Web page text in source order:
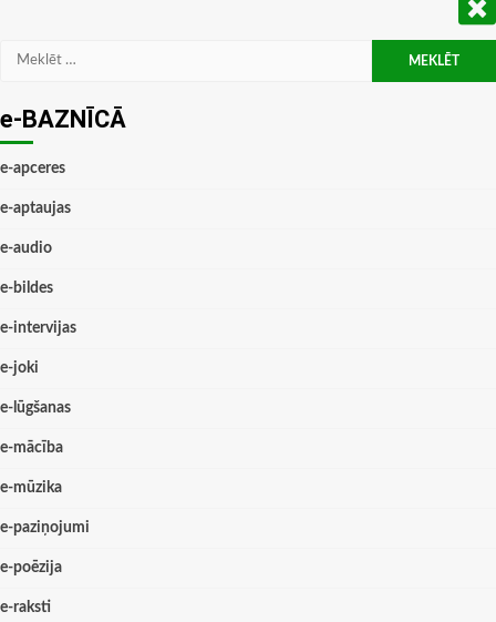
Meklēt:
e-BAZNĪCĀ
e-apceres
e-aptaujas
e-audio
e-bildes
e-intervijas
e-joki
e-lūgšanas
e-mācība
e-mūzika
e-paziņojumi
e-poēzija
e-raksti